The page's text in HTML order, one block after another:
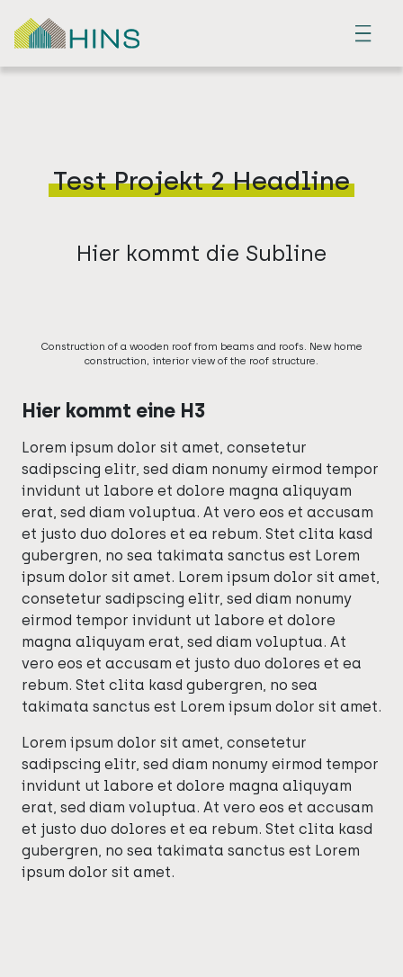
Menu
Test Projekt 2 Headline
Hier kommt die Subline
Construction of a wooden roof from beams and roofs. New home
construction, interior view of the roof structure.
Hier kommt eine H3
Lorem ipsum dolor sit amet, consetetur
sadipscing elitr, sed diam nonumy eirmod tempor
invidunt ut labore et dolore magna aliquyam
erat, sed diam voluptua. At vero eos et accusam
et justo duo dolores et ea rebum. Stet clita kasd
gubergren, no sea takimata sanctus est Lorem
ipsum dolor sit amet. Lorem ipsum dolor sit amet,
consetetur sadipscing elitr, sed diam nonumy
eirmod tempor invidunt ut labore et dolore
magna aliquyam erat, sed diam voluptua. At
vero eos et accusam et justo duo dolores et ea
rebum. Stet clita kasd gubergren, no sea
takimata sanctus est Lorem ipsum dolor sit amet.
Lorem ipsum dolor sit amet, consetetur
sadipscing elitr, sed diam nonumy eirmod tempor
invidunt ut labore et dolore magna aliquyam
erat, sed diam voluptua. At vero eos et accusam
et justo duo dolores et ea rebum. Stet clita kasd
gubergren, no sea takimata sanctus est Lorem
ipsum dolor sit amet.